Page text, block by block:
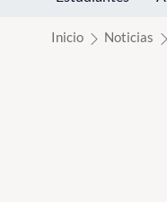
Inicio Noticias